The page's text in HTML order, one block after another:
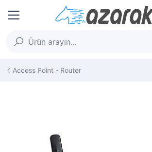
Access Point - Router